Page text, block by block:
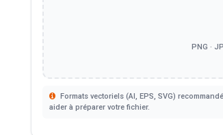
PNG ·
Formats vectoriels (AI, EPS, SVG)
aider à préparer votre fichier.